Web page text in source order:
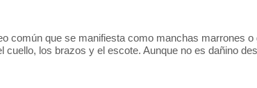
común que se manifiesta como manchas marrones o
los brazos y el escote. Aunque no es dañino